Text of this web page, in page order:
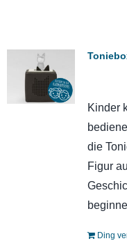
Kinder
die
Figur
Ding